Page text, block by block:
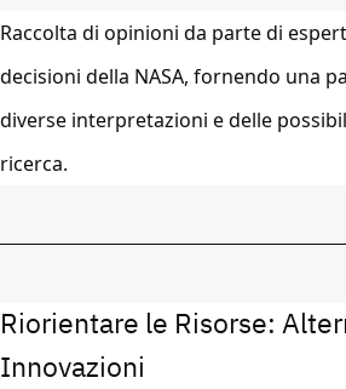
Raccolta di opinioni da parte di
decisioni della NASA, fornendo una
diverse interpretazioni e delle
ricerca.
Riorientare le Risorse:
Innovazioni